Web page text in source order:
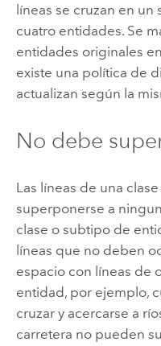
líneas se cruzan en un
cuatro entidades. Se
entidades originales
existe una política de
actualizan según la
No debe
Las líneas de una
superponerse a
clase o subtipo de
líneas que no deben
espacio con líneas de
entidad, por ejemplo,
cruzar y acercarse a
carretera no pueden